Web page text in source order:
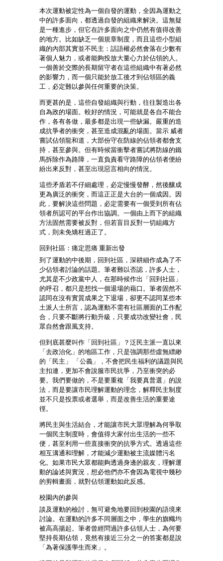
本次運動被定性為一個自發的運動，全因為運動之
中的許多面向，都透過自發的組織來解決。這無疑
是一種進步，但它在許多面向之中仍然有值得改善
的地方。比如缺乏一個規章制度，而且這些小型組
織的內部其實並不民主：話語權必然會落在少數有
著個人魅力，或者能夠投放大量心力於佔領的人。
一個善於交際的長期留守者在這些組織中有著必然
的影響力，而一個只能於放工後才到佔領區的義
工，必定難以參與任何重要的決策。
而更甚的是，這些自發組織與行動，往往製造出各
自為政的場面。較好的情況，可能就是各自不能合
作，各有各做，最多都是出現一些缺漏。嚴重的造
成抗爭者的衝突，甚至造成混亂的場面。當示 威者
嘗試佔領龍和道，大部份守在防線的佔領者都會支
持，甚至參與。但有時候當衝擊者嘗試將防線的鐵
馬拆除作為路障，一直負責看守路障的佔領者便紛
紛出來反對，甚至出現惡言相向的情況。
這些矛盾若不仔細處理，必定慢慢發酵，然後釀成
更為廣泛的衝突，而這正正是大台的一個成因。因
此，要解決這些問題，必定需要有一個受到所有佔
領者所認可的平台作出協調。一個由上而下的組織
方法固然需要被反對，但若盲目反對一切組織方
式，則未免矯枉過正了。
回到社區：痛定思痛 重新出發
到了運動的中後期，回到社區，深耕細作成為了不
少佔領者討論的話題。筆者難以否認，許多人士，
尤其是不少政黨中人，在那時候作出「回到社區」
的呼召，都只是想找一個退場的藉口。筆者固然不
認同在沒有實質成果之下退場，卻更不認同某些本
土派人士所言，認為運動不需有社區層面的工作配
合，只要不斷將行動升級，只要成功改變社會，民
眾自然會跟風支持。
但到底甚麼叫作「回到社區」？泛民主派一直以來
「去政治化」的地區工作，只是強調那些虛無縹緲
的「民主」 「公義」，不會把民生福利的議題與民
主扣連，更加不會說服市民抗爭，乃至衝突的必
要。我們要做的，不是要重複「我要真普選」的說
法，而是要讓市民理解運動的理念，解釋民主制度
並不只是投票或者選舉，而是改善生活的重要途
徑。
將民主與生活結合，才能讓市民大眾理解為何爭取
一個民主制度時，會值得大家付出生活的一些不
便，甚至利用一些直接衝突的抗爭方式。透過這些
相互溝通和理解，才能減少運動被主流媒體污名
化。如果市民大眾都能夠透過身邊的親友，理解運
動的論述與實況，想必他們亦不會因為電視中幾秒
的剪輯畫面，就對佔領運動如此反感。
校園內的參與
談及運動的檢討，無可避免地要回到校園的語境來
討論。在運動的許多不同層面之中，學生的旗幟均
被高高揚起。筆者曾經問過許多佔領人士，為何要
堅持長期佔領，竟然有接近三分之一的答案都是說
「為著保護學生而來」。